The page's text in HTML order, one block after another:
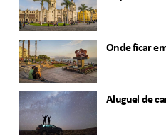
Onde ficar
Aluguel de